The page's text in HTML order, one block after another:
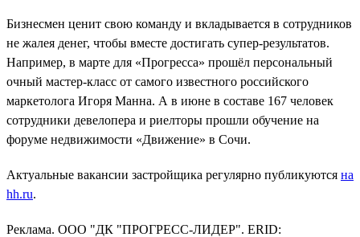
Бизнесмен ценит свою команду и вкладывается в сотрудников
не жалея денег, чтобы вместе достигать супер-результатов.
Например, в марте для «Прогресса» прошёл персональный
очный мастер-класс от самого известного российского
маркетолога Игоря Манна. А в июне в составе 167 человек
сотрудники девелопера и риелторы прошли обучение на
форуме недвижимости «Движение» в Сочи.
Актуальные вакансии застройщика регулярно публикуются на
hh.ru.
Реклама. ООО "ДК "ПРОГРЕСС-ЛИДЕР". ERID: